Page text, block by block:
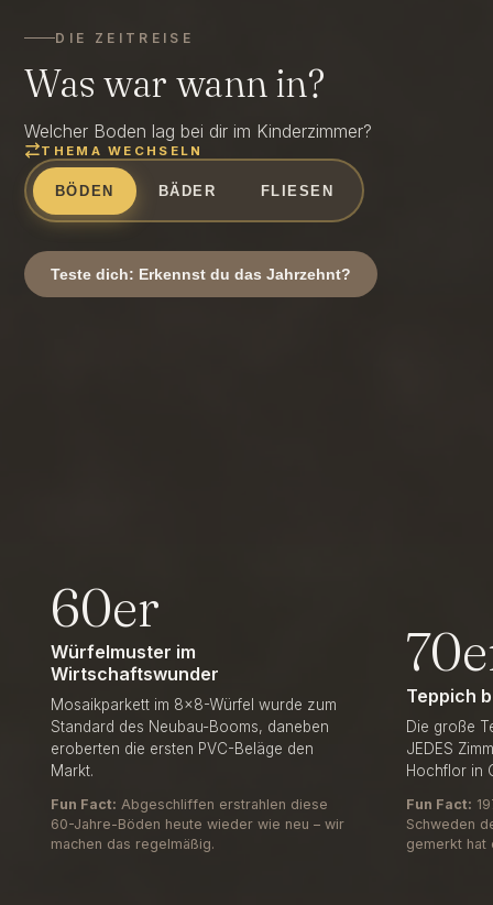
DIE ZEITREISE
Was war wann in?
Welcher Boden lag bei dir im Kinderzimmer?
THEMA WECHSELN
BÖDEN BÄDER FLIESEN
Teste dich: Erkennst du das Jahrzehnt?
60ER
WÜRFELMUSTER
IM
WIRTSCHAFTSWUNDER
60er
Würfelmuster im
Wirtschaftswunder
Mosaikparkett im 8×8-Würfel wurde zum
Standard des Neubau-Booms, daneben
eroberten die ersten PVC-Beläge den
Markt.
Fun Fact: Abgeschliffen erstrahlen diese
60-Jahre-Böden heute wieder wie neu – wir
machen das regelmäßig.
BILD:
·
BIS
BAD
Teppich
Die große
JEDES
Hochflor in
Fun Fact:
Schweden
gemerkt hat